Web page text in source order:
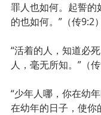
罪人也如何。起誓的
的也如何。”（传9:2）
“活着的人，知道必
人，毫无所知。”（传
“少年人哪，你在幼年
在幼年的日子，使你